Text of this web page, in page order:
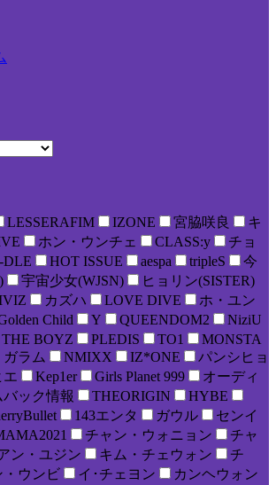
LESSERAFIM IZONE 宮脇咲良
キ
ホン・ウンチェ CLASS:y
チョ
DLE HOT ISSUE aespa tripleS
今
宇宙少女(WJSN)
ヒョリン(SISTER)
カズハ LOVE DIVE
ホ・ユン
Child Y QUEENDOM2
NiziU
THE BOYZ PLEDIS TO1
MONSTA
ラム NMIXX IZ*ONE
パンシヒョ
エ Kep1er Girls Planet 999
オーディ
バック情報 THEORIGIN
HYBE
143エンタ ガウル
センイ
チャン・ウォニョン
チャ
ン・ユジン キム・チェウォン
チ
・ウンビ イ･チェヨン
カンヘウォン